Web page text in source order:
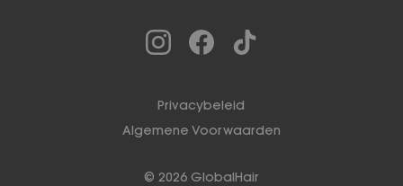
Privacybeleid
Algemene Voorwaarden
© 2026GlobalHair